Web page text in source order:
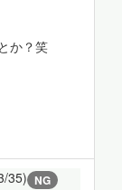
か？笑
35) NG